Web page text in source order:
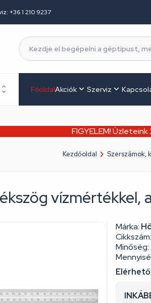
+36 1 210 9237
FőoldalAkciók Szerviz
FIGYELEM!
Kezdőoldal Szerszámok,
vízmértékkel,
Márka:
Cikkszám:
Minőség: